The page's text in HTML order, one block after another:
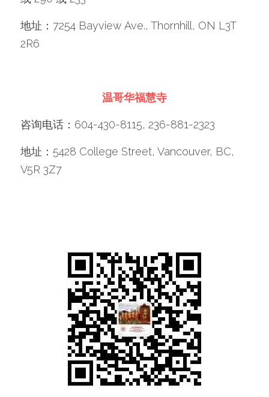
地址：7254 Bayview Ave., Thornhill, ON L3T
2R6
温哥华福慧寺
咨询电话：604-430-8115, 236-881-2323
地址：5428 College Street, Vancouver, BC,
V5R 3Z7